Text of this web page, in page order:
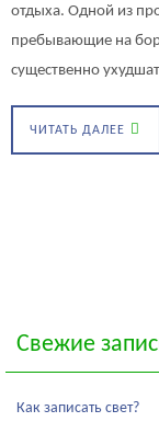
отдыха. Одной из
пребывающие на
существенно
ЧИТАТЬ ДАЛЕЕ
Свежие
Как записать свет?